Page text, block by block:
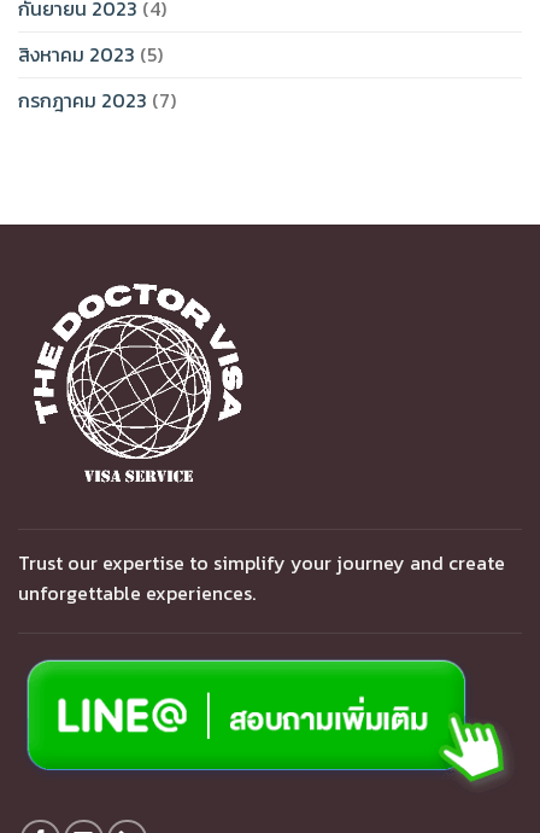
กันยายน 2023 (4)
สิงหาคม 2023 (5)
กรกฎาคม 2023 (7)
Trust our expertise to simplify your journey and create
unforgettable experiences.